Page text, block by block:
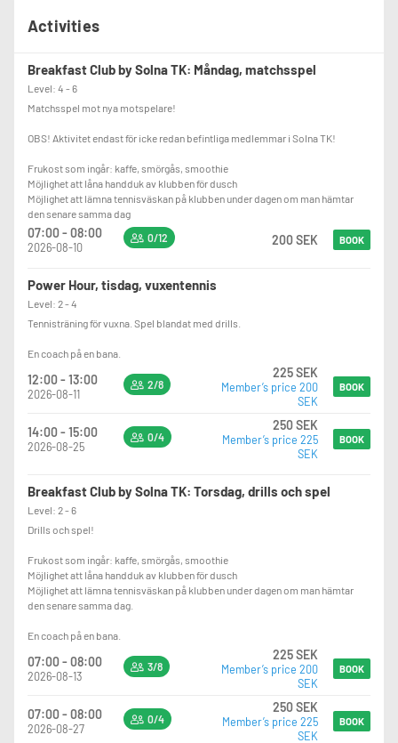
Activities
Breakfast Club by Solna TK: Måndag, matchsspel
Level: 4 - 6
Matchsspel mot nya motspelare!
OBS! Aktivitet endast för icke redan befintliga medlemmar i Solna TK!
Frukost som ingår: kaffe, smörgås, smoothie
Möjlighet att låna handduk av klubben för dusch
Möjlighet att lämna tennisväskan på klubben under dagen om man hämtar
den senare samma dag
07:00 - 08:00
2026-08-10
0/12 200 SEK BOOK
Power Hour, tisdag, vuxentennis
Level: 2 - 4
Tennisträning för vuxna. Spel blandat med drills.
En coach på en bana.
12:00 - 13:00
2026-08-11
2/8
225 SEK
Member’s price 200
SEK
BOOK
14:00 - 15:00
2026-08-25
0/4
250 SEK
Member’s price 225
SEK
BOOK
Breakfast Club by Solna TK: Torsdag, drills och spel
Level: 2 - 6
Drills och spel!
Frukost som ingår: kaffe, smörgås, smoothie
Möjlighet att låna handduk av klubben för dusch
Möjlighet att lämna tennisväskan på klubben under dagen om man hämtar
den senare samma dag.
En coach på en bana.
07:00 - 08:00
2026-08-13
3/8
225 SEK
Member’s price 200
SEK
BOOK
07:00 - 08:00
2026-08-27
0/4
250 SEK
Member’s price 225
SEK
BOOK